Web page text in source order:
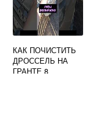
КАК ПОЧИСТИТЬ
ДРОССЕЛЬ НА
ГРАНТЕ 8